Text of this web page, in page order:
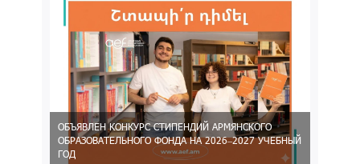
ОБЪЯВЛЕН КОНКУРС СТИПЕНДИЙ АРМЯНСКОГО
ОБРАЗОВАТЕЛЬНОГО ФОНДА НА 2026–2027 УЧЕБНЫЙ
ГОД